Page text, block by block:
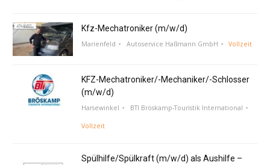
Kfz-Mechatroniker (m/w/d)
Marienfeld Autoservice Haßmann GmbH Vollzeit
KFZ-Mechatroniker/-Mechaniker/-Schlosser
(m/w/d)
Harsewinkel BTI Bröskamp-Touristik International
Vollzeit
Spülhilfe/Spülkraft (m/w/d) als Aushilfe –